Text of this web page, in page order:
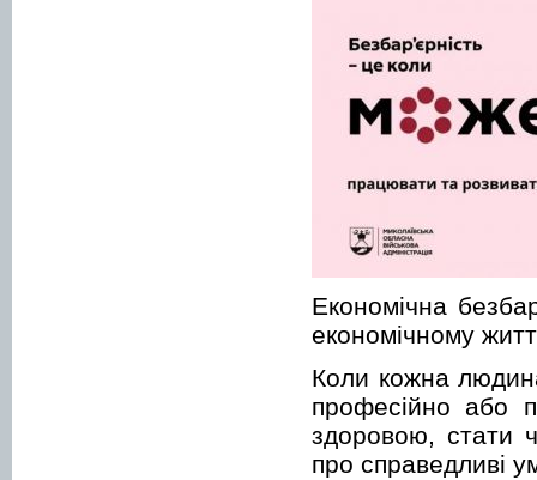
Економічна
економічному
Коли кожна
професійно або
здоровою, стати
про справедливі